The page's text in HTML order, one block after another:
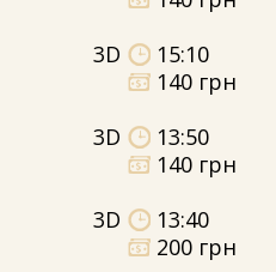
3D
15:10
140 грн
3D
13:50
140 грн
3D
13:40
200 грн